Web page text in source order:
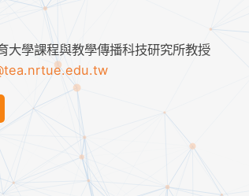
大學課程與教學傳播科技研究所教授